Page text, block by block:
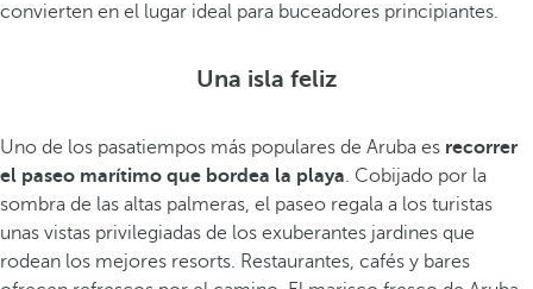
convierten en el lugar ideal para buceadores principiantes.
Una isla feliz
Uno de los pasatiempos más populares de Aruba es recorrer
el paseo marítimo que bordea la playa. Cobijado por la
sombra de las altas palmeras, el paseo regala a los turistas
unas vistas privilegiadas de los exuberantes jardines que
rodean los mejores resorts. Restaurantes, cafés y bares